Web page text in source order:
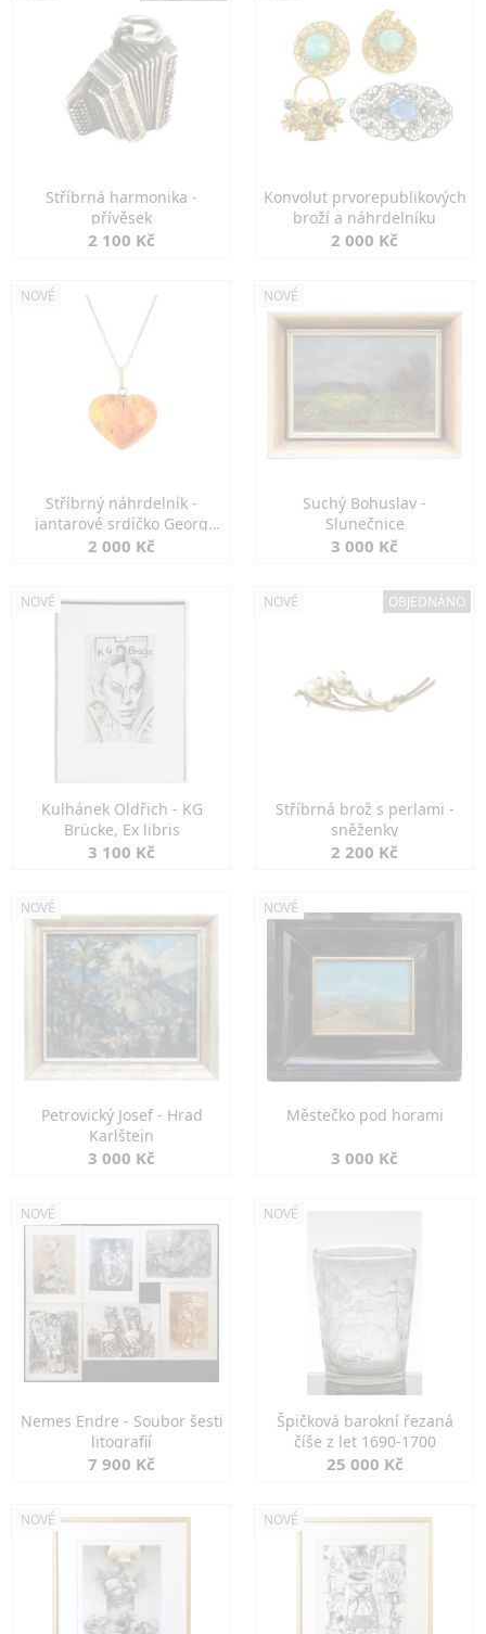
Stříbrná harmonika -
přívěsek
2 100 Kč
Konvolut prvorepublikových
broží a náhrdelníku
2 000 Kč
NOVÉ
Stříbrný náhrdelník -
jantarové srdíčko Georg
Kramer
2 000 Kč
NOVÉ
Suchý Bohuslav -
Slunečnice
3 000 Kč
NOVÉ
Kulhánek Oldřich - KG
Brücke, Ex libris
3 100 Kč
NOVÉ OBJEDNÁNO
Stříbrná brož s perlami -
sněženky
2 200 Kč
NOVÉ
Petrovický Josef - Hrad
Karlštejn
3 000 Kč
NOVÉ
Městečko pod horami
3 000 Kč
NOVÉ
Nemes Endre - Soubor šesti
litografií
7 900 Kč
NOVÉ
Špičková barokní řezaná
číše z let 1690-1700
25 000 Kč
NOVÉ NOVÉ